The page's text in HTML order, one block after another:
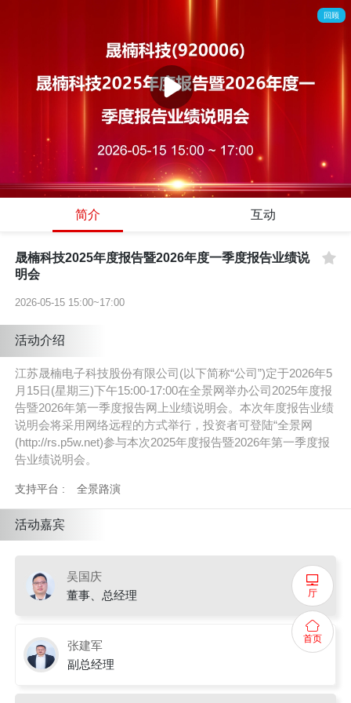
回顾
简介 互动
晟楠科技2025年度报告暨2026年度一季度报告业绩说
明会
2026-05-15 15:00~17:00
活动介绍
江苏晟楠电子科技股份有限公司(以下简称“公司”)定于2026年5
月15日(星期三)下午15:00-17:00在全景网举办公司2025年度报
告暨2026年第一季度报告网上业绩说明会。本次年度报告业绩
说明会将采用网络远程的方式举行，投资者可登陆“全景网
(http://rs.p5w.net)参与本次2025年度报告暨2026年第一季度报
告业绩说明会。
支持平台 : 全景路演
活动嘉宾
吴国庆
董事、总经理
张建军
副总经理
厅
首页